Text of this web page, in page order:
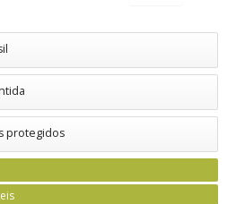
protegidos